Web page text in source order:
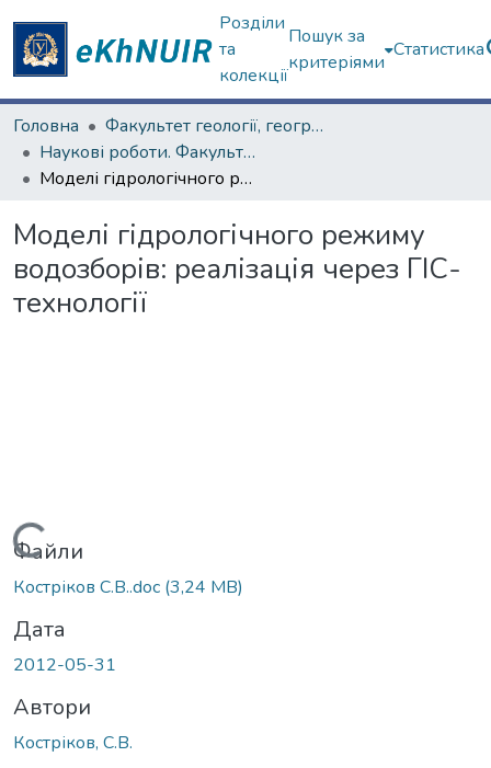
Розділи
та
колекції
Пошук за
критеріями
Статистика
Головна
Факультет геології, географіії, рекреації і туризму
Наукові роботи. Факультет геології, географіії, рекреації і туризму
Моделі гідрологічного режиму водозборів: реалізація через ГІС-технології
Моделі гідрологічного режиму
водозборів: реалізація через ГІС-
технології
Вантажиться...
Файли
Костріков С.В..doc (3,24 MB)
Дата
2012-05-31
Автори
Костріков, С.В.